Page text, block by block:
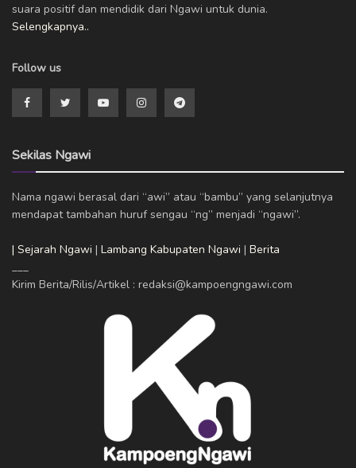
suara positif dan mendidik dari Ngawi untuk dunia.
Selengkapnya..
Follow us
Sekilas Ngawi
Nama ngawi berasal dari “awi” atau “bambu” yang selanjutnya
mendapat tambahan huruf sengau “ng” menjadi “ngawi”.
| Sejarah Ngawi | Lambang Kabupaten Ngawi | Berita
Kirim Berita/Rilis/Artikel : redaksi@kampoengngawi.com